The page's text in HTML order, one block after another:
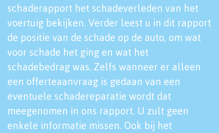
schaderapport het schadeverleden van het
voertuig bekijken. Verder leest u in dit rapport
de positie van de schade op de auto, om wat
voor schade het ging en wat het
schadebedrag was. Zelfs wanneer er alleen
een offerteaanvraag is gedaan van een
eventuele schadereparatie wordt dat
meegenomen in ons rapport. U zult geen
enkele informatie missen. Ook bij het